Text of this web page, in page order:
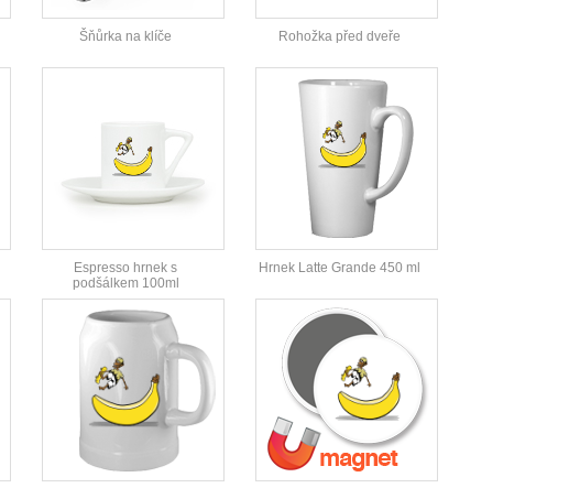
Šňůrka na klíče Rohožka před dveře
Espresso hrnek s
podšálkem 100ml
Hrnek Latte Grande 450 ml